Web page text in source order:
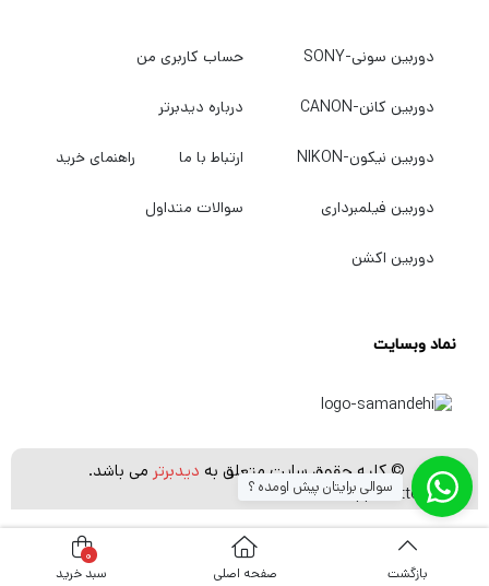
دوربین سونی-SONY
دوربین کانن-CANON
دوربین نیکون-NIKON
دوربین فیلمبرداری
دوربین اکشن
حساب کاربری من
درباره دیدبرتر
ارتباط با ما راهنمای خرید
سوالات متداول
نماد وبسایت
© کلیه حقوق سایت متعلق به دیدبرتر می باشد.
[whatsapp_buttons] سوالی برایتان پیش اومده ؟
بازگشت صفحه اصلی
0
سبد خرید